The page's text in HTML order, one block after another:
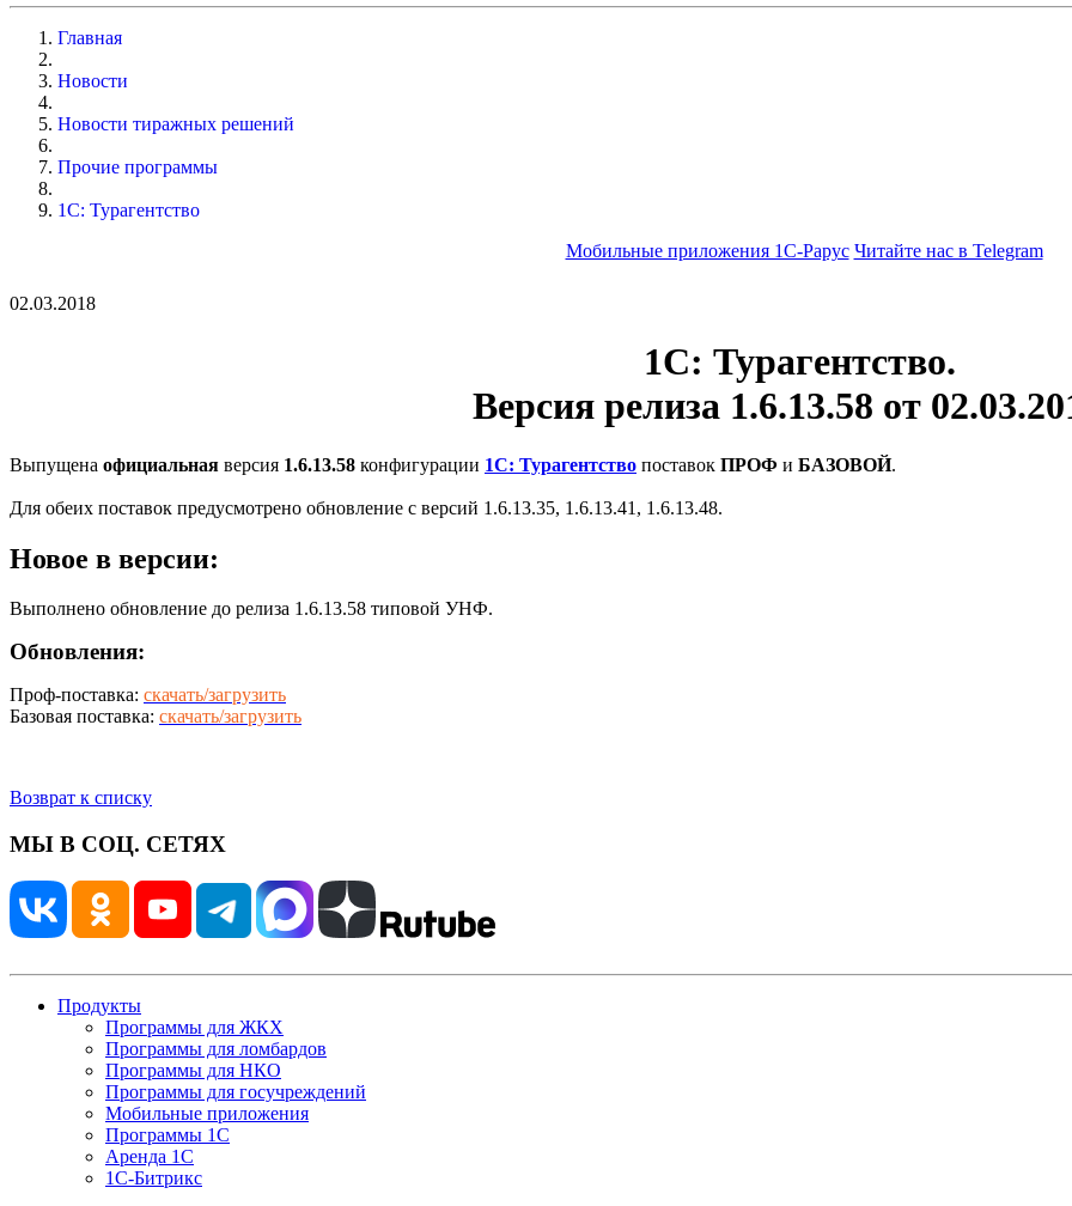
Главная
Новости
Новости тиражных решений
Прочие программы
1С: Турагентство
Мобильные приложения 1С-Рарус Читайте нас в Telegram
02.03.2018
1С: Турагентство.
Версия релиза 1.6.13.58 от
Выпущена официальная версия 1.6.13.58 конфигурации 1С: Турагентство поставок ПРОФ и БАЗОВОЙ.
Для обеих поставок предусмотрено обновление с версий 1.6.13.35, 1.6.13.41, 1.6.13.48.
Новое в версии:
Выполнено обновление до релиза 1.6.13.58 типовой УНФ.
Обновления:
Проф-поставка: скачать/загрузить
Базовая поставка: скачать/загрузить
Возврат к списку
МЫ В СОЦ. СЕТЯХ
Продукты
Программы для ЖКХ
Программы для ломбардов
Программы для НКО
Программы для госучреждений
Мобильные приложения
Программы 1С
Аренда 1С
1С-Битрикс